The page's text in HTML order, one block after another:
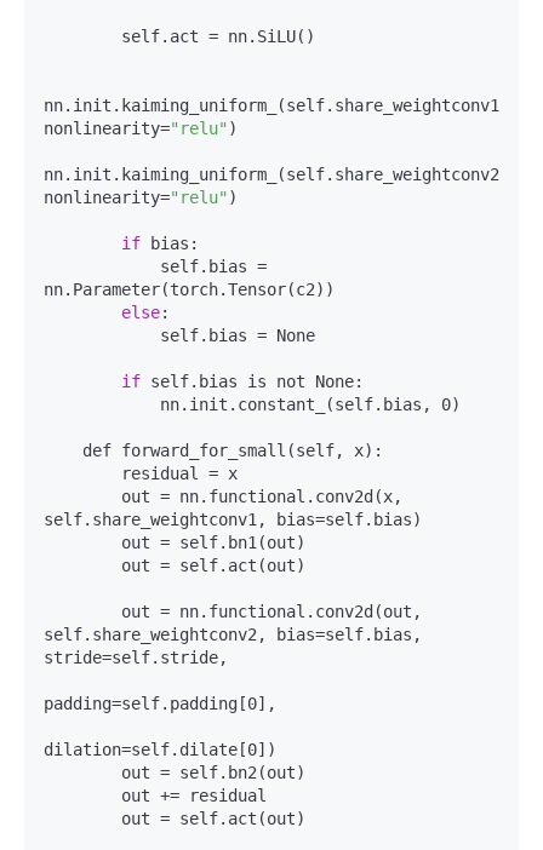
nn.init.kaiming_uniform_(self.share_weightconv1,
nonlinearity="relu" )
nn.init.kaiming_uniform_(self.share_weightconv2,
nonlinearity="relu" )
if bias:
nn.Parameter(torch.Tensor(c2))
else:
if self.bias is not None:
self.share_weightconv1, bias=self.bias)
self.share_weightconv2, bias=self.bias,
stride=self.stride,
padding=self.padding[0],
dilation=self.dilate[0])